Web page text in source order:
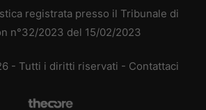
registrata presso il Tribunale di
n°32/2023 del 15/02/2023
- Tutti i diritti riservati - Contattaci